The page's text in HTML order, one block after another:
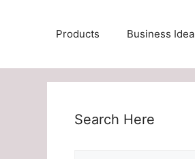
Products Business Idea
Search Here